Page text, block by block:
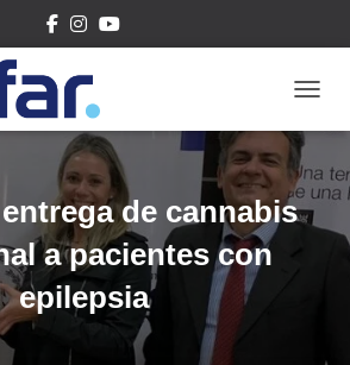
de cannabis
a pacientes con
epilepsia